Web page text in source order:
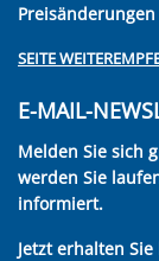
SEITE
E-MAIL-
Melden Sie sich
werden Sie
informiert.
Jetzt erhalten